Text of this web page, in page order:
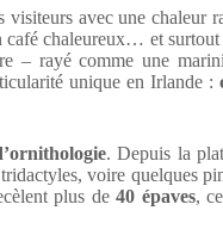
avec une chaleur
café chaleureux… et surtout
– rayé comme une
unique en Irlande :
. Depuis la
voire quelques
plus de40 épaves,